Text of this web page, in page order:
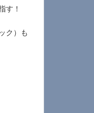
す！
ク）も